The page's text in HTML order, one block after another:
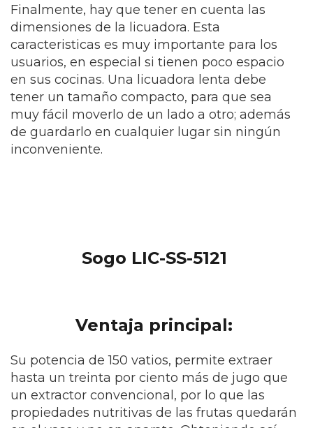
Finalmente, hay que tener en cuenta las
dimensiones de la licuadora. Esta
caracteristicas es muy importante para los
usuarios, en especial si tienen poco espacio
en sus cocinas. Una licuadora lenta debe
tener un tamaño compacto, para que sea
muy fácil moverlo de un lado a otro; además
de guardarlo en cualquier lugar sin ningún
inconveniente.
Sogo LIC-SS-5121
Ventaja principal:
Su potencia de 150 vatios, permite extraer
hasta un treinta por ciento más de jugo que
un extractor convencional, por lo que las
propiedades nutritivas de las frutas quedarán